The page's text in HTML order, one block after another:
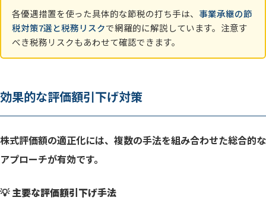
各優遇措置を使った具体的な節税の打ち手は、 事業承継の節
税対策7選と税務リスクで網羅的に解説しています。注意す
べき税務リスクもあわせて確認できます。
効果的な評価額引下げ対策
株式評価額の適正化には、複数の手法を組み合わせた総合的な
アプローチが有効です。
💡 主要な評価額引下げ手法